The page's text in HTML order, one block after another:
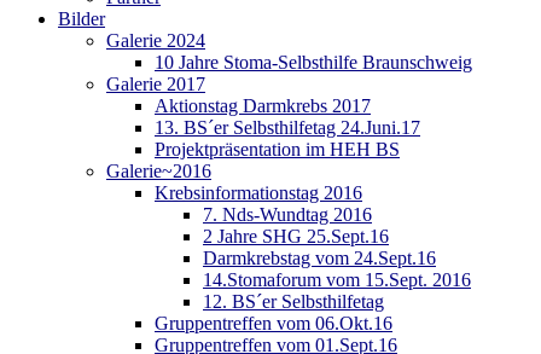
Bilder
Galerie 2024
10 Jahre Stoma-Selbsthilfe Braunschweig
Galerie 2017
Aktionstag Darmkrebs 2017
13. BS´er Selbsthilfetag 24.Juni.17
Projektpräsentation im HEH BS
Galerie~2016
Krebsinformationstag 2016
7. Nds-Wundtag 2016
2 Jahre SHG 25.Sept.16
Darmkrebstag vom 24.Sept.16
14.Stomaforum vom 15.Sept. 2016
12. BS´er Selbsthilfetag
Gruppentreffen vom 06.Okt.16
Gruppentreffen vom 01.Sept.16